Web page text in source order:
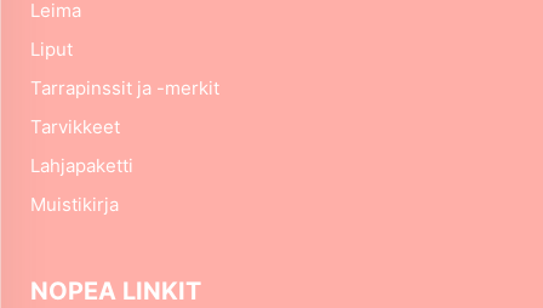
Leima
Liput
Tarrapinssit ja -merkit
Tarvikkeet
Lahjapaketti
Muistikirja
NOPEA LINKIT